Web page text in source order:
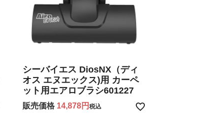
シーバイエス DiosNX（ディ
オス エヌエックス)用 カーペ
ット用エアロブラシ601227
販売価格 14,878 税込